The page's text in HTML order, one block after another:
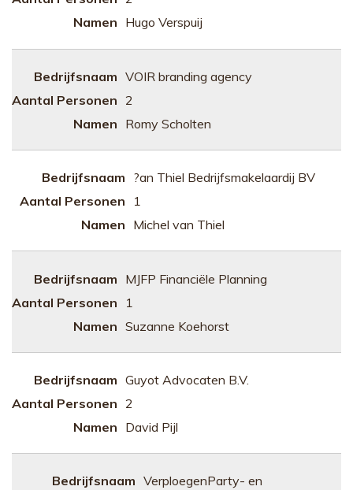
Hugo Verspuij
VOIR branding agency
2
Romy Scholten
?an Thiel Bedrijfsmakelaardij BV
1
Michel van Thiel
MJFP Financiële Planning
1
Suzanne Koehorst
Guyot Advocaten B.V.
2
David Pijl
VerploegenParty- en